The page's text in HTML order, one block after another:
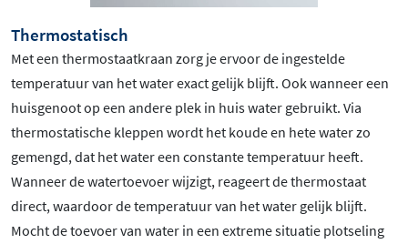
Thermostatisch
Met een thermostaatkraan zorg je ervoor de ingestelde
temperatuur van het water exact gelijk blijft. Ook wanneer een
huisgenoot op een andere plek in huis water gebruikt. Via
thermostatische kleppen wordt het koude en hete water zo
gemengd, dat het water een constante temperatuur heeft.
Wanneer de watertoevoer wijzigt, reageert de thermostaat
direct, waardoor de temperatuur van het water gelijk blijft.
Mocht de toevoer van water in een extreme situatie plotseling